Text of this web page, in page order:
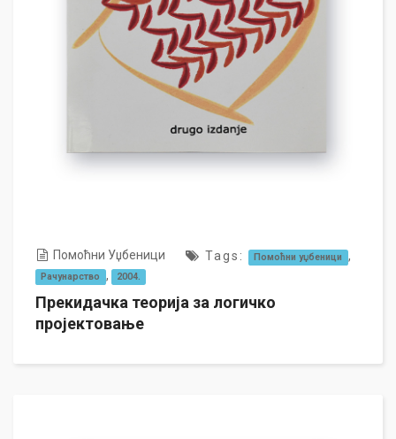
Помоћни Уџбеници Tags: Помоћни уџбеници ,
Рачунарство , 2004.
Прекидачка теорија за логичко
пројектовање